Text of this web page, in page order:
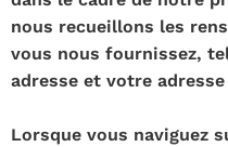
nous recueillons les
vous nous fournissez,
adresse et votre
Lorsque vous naviguez